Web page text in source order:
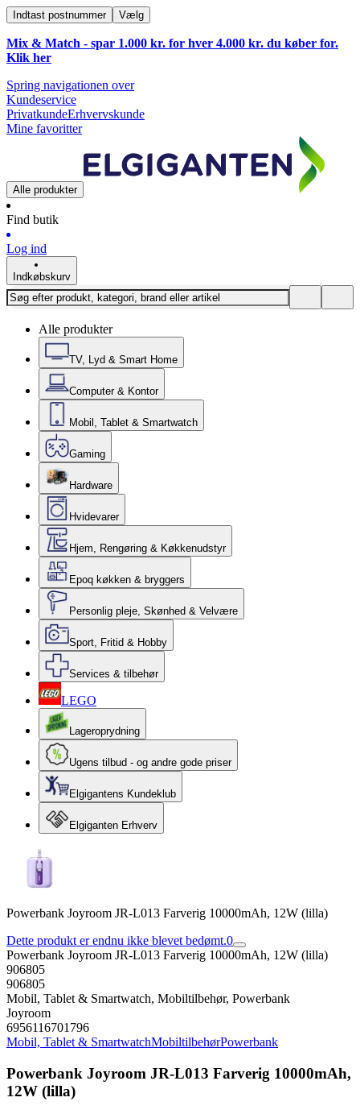
Indtast postnummer Vælg
Mix & Match - spar 1.000 kr. for hver 4.000 kr. du køber for.
Klik her
Spring navigationen over
Kundeservice
PrivatkundeErhvervskunde
Mine favoritter
Alle produkter
Find butik
Log ind
Indkøbskurv
Alle produkter
TV, Lyd & Smart Home
Computer & Kontor
Mobil, Tablet & Smartwatch
Gaming
Hardware
Hvidevarer
Hjem, Rengøring & Køkkenudstyr
Epoq køkken & bryggers
Personlig pleje, Skønhed & Velvære
Sport, Fritid & Hobby
Services & tilbehør
LEGO
Lageroprydning
Ugens tilbud - og andre gode priser
Elgigantens Kundeklub
Elgiganten Erhverv
Powerbank Joyroom JR-L013 Farverig 10000mAh, 12W (lilla)
Dette produkt er endnu ikke blevet bedømt.0
Powerbank Joyroom JR-L013 Farverig 10000mAh, 12W (lilla)
906805
906805
Mobil, Tablet & Smartwatch, Mobiltilbehør, Powerbank
Joyroom
6956116701796
Mobil, Tablet & SmartwatchMobiltilbehørPowerbank
Powerbank Joyroom JR-L013 Farverig 10000mAh,
12W (lilla)